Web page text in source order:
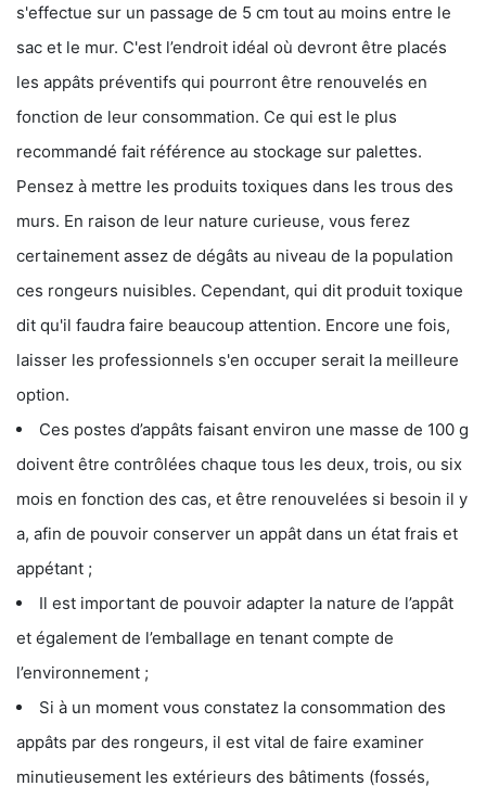
s'effectue sur un passage de 5 cm tout au moins entre le
sac et le mur. C'est l’endroit idéal où devront être placés
les appâts préventifs qui pourront être renouvelés en
fonction de leur consommation. Ce qui est le plus
recommandé fait référence au stockage sur palettes.
Pensez à mettre les produits toxiques dans les trous des
murs. En raison de leur nature curieuse, vous ferez
certainement assez de dégâts au niveau de la population
ces rongeurs nuisibles. Cependant, qui dit produit toxique
dit qu'il faudra faire beaucoup attention. Encore une fois,
laisser les professionnels s'en occuper serait la meilleure
option.
Ces postes d’appâts faisant environ une masse de 100 g
doivent être contrôlées chaque tous les deux, trois, ou six
mois en fonction des cas, et être renouvelées si besoin il y
a, afin de pouvoir conserver un appât dans un état frais et
appétant ;
Il est important de pouvoir adapter la nature de l’appât
et également de l’emballage en tenant compte de
l’environnement ;
Si à un moment vous constatez la consommation des
appâts par des rongeurs, il est vital de faire examiner
minutieusement les extérieurs des bâtiments (fossés,